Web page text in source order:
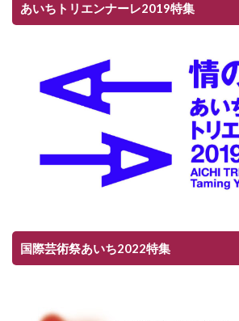
あいちトリエンナーレ2019特集
国際芸術祭あいち2022特集